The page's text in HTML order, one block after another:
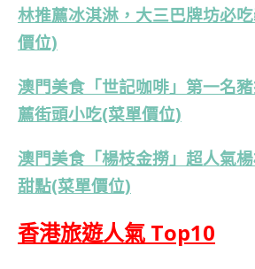
林推薦冰淇淋，大三巴牌坊必
價位)
澳門美食「世記咖啡」第一名
薦街頭小吃(菜單價位)
澳門美食「楊枝金撈」超人氣
甜點(菜單價位)
香港旅遊人氣 Top10